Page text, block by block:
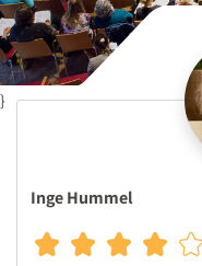
}
Inge Hummel